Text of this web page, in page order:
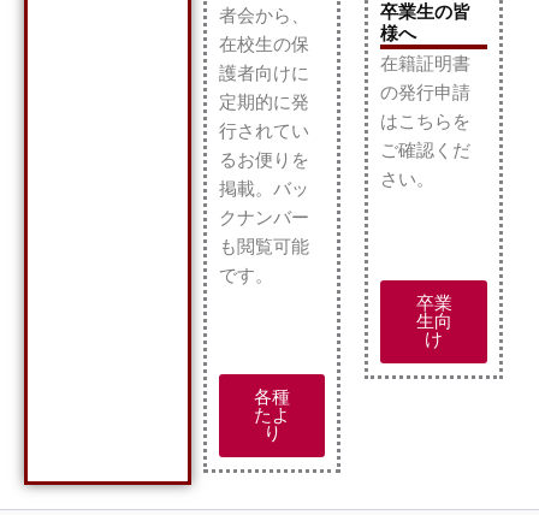
者会から、
在校生の保
護者向けに
定期的に発
行されてい
るお便りを
掲載。 バッ
クナンバー
も閲覧可能
です。
各種
たよ
り
卒業生の皆
様へ
在籍証明書
の発行申請
はこちらを
ご確認くだ
さい。
卒業
生向
け